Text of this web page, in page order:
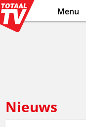
Menu
Nieuws